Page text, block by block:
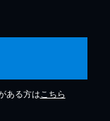
ある方は こちら